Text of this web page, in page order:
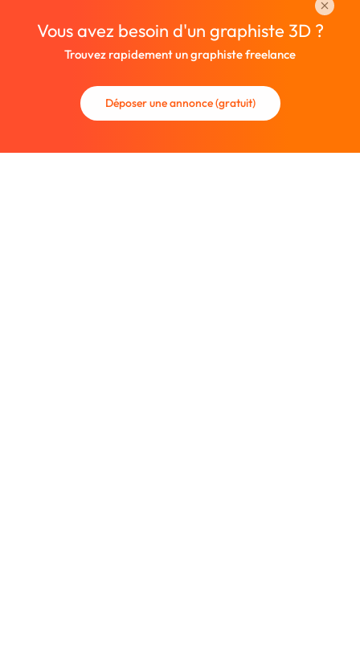
Vous avez besoin d'un graphiste 3D ?
Trouvez rapidement un graphiste freelance
Déposer une annonce (gratuit)